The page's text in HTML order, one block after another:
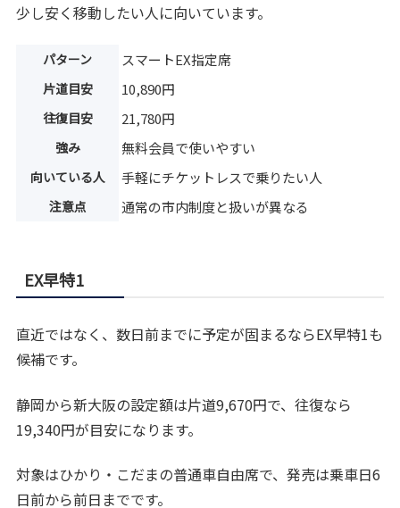
少し安く移動したい人に向いています。
パターン スマートEX指定席
片道目安 10,890円
往復目安 21,780円
強み 無料会員で使いやすい
向いている人 手軽にチケットレスで乗りたい人
注意点 通常の市内制度と扱いが異なる
EX早特1
直近ではなく、数日前までに予定が固まるならEX早特1も
候補です。
静岡から新大阪の設定額は片道9,670円で、往復なら
19,340円が目安になります。
対象はひかり・こだまの普通車自由席で、発売は乗車日6
日前から前日までです。